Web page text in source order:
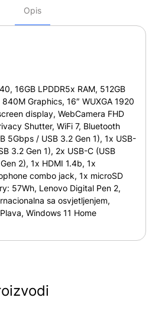
Opis
16GB LPDDR5x RAM, 512GB
840M Graphics, 16″ WUXGA 1920
display, WebCamera FHD
Shutter, WiFi 7, Bluetooth
5Gbps / USB 3.2 Gen 1), 1x USB-
3.2 Gen 1), 2x USB-C (USB
2), 1x HDMI 1.4b, 1x
combo jack, 1x microSD
57Wh, Lenovo Digital Pen 2,
sa osvjetljenjem,
Windows 11 Home